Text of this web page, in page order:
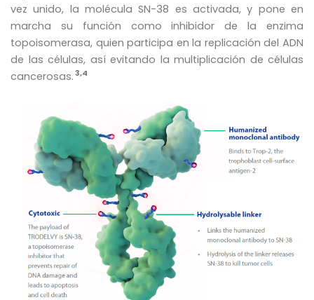
vez unido, la molécula SN-38 es activada, y pone en
marcha su función como inhibidor de la enzima
topoisomerasa, quien participa en la replicación del ADN
de las células, así evitando la multiplicación de células
cancerosas. 3,4